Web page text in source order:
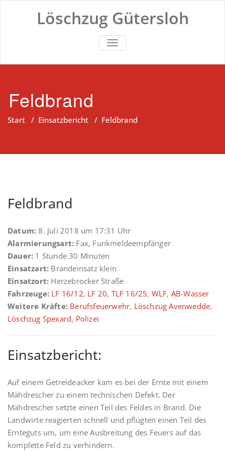
Löschzug Gütersloh
TOGGLE NAVIGATION
Feldbrand
Start / Einsatzbericht / Feldbrand
Feldbrand
Datum: 8. Juli 2018 um 17:31 Uhr
Alarmierungsart: Fax, Funkmeldeempfänger
Dauer: 1 Stunde 30 Minuten
Einsatzart: Brandeinsatz klein
Einsatzort: Herzebrocker Straße
Fahrzeuge: LF 16/12, LF 20, TLF 16/25, WLF, AB-Wasser
Weitere Kräfte: Berufsfeuerwehr, Löschzug Avenwedde,
Löschzug Spexard, Polizei
Einsatzbericht:
Auf einem Getreideacker kam es bei der Ernte mit einem
Mähdrescher zu einem technischen Defekt. Der
Mähdrescher setzte einen Teil des Feldes in Brand. Die
Landwirte reagierten schnell und pflügten einen Teil des
Ernteguts um, um eine Ausbreitung des Feuers auf das
komplette Feld zu verhindern.